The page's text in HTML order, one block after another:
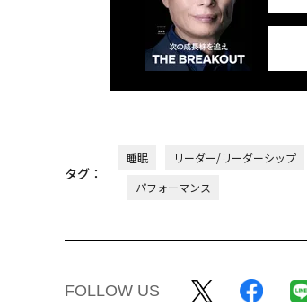
タグ：
睡眠 リーダー/リーダーシップ
パフォーマンス
FOLLOW US